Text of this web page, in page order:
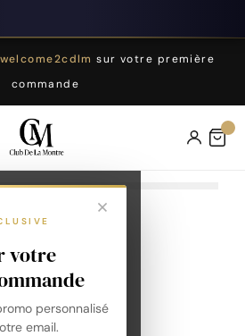
welcome2cdlm sur votre première
commande
votre
personnalisé
email.